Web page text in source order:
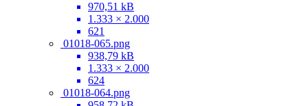
970,51 kB
1.333 × 2.000
621
01018-065.png
938,79 kB
1.333 × 2.000
624
01018-064.png